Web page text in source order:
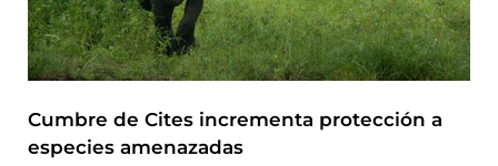
Cumbre de Cites incrementa protección a
especies amenazadas